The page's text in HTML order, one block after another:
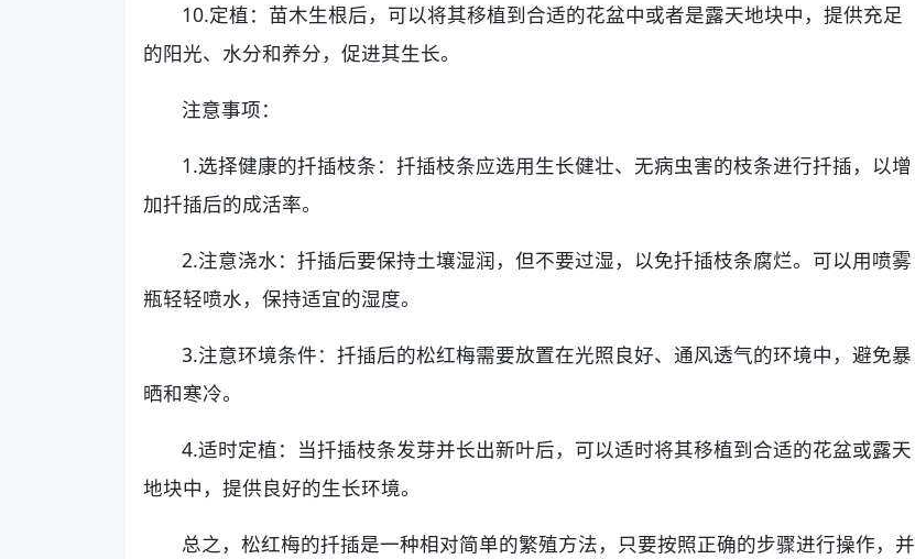
10.定植：苗木生根后，可以将其移植到合适的花盆中或者是露天地块中，提供充足
的阳光、水分和养分，促进其生长。
注意事项：
1.选择健康的扦插枝条：扦插枝条应选用生长健壮、无病虫害的枝条进行扦插，以增
加扦插后的成活率。
2.注意浇水：扦插后要保持土壤湿润，但不要过湿，以免扦插枝条腐烂。可以用喷雾
瓶轻轻喷水，保持适宜的湿度。
3.注意环境条件：扦插后的松红梅需要放置在光照良好、通风透气的环境中，避免暴
晒和寒冷。
4.适时定植：当扦插枝条发芽并长出新叶后，可以适时将其移植到合适的花盆或露天
地块中，提供良好的生长环境。
总之，松红梅的扦插是一种相对简单的繁殖方法，只要按照正确的步骤进行操作，并